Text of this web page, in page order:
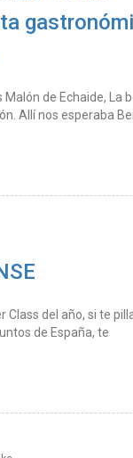
de Echaide, La
Allí nos esperaba
del año, si te
de España, te